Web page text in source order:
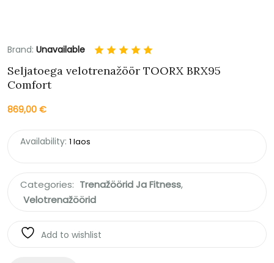
Brand: Unavailable
Seljatoega velotrenažöör TOORX BRX95
Comfort
869,00 €
Availability: 1 laos
Categories: Trenažöörid Ja Fitness,
Velotrenažöörid
Add to wishlist